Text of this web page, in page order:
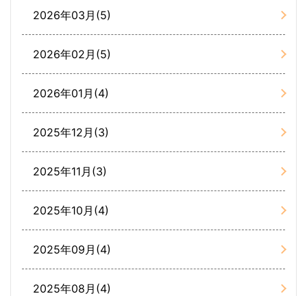
2026年03月(5)
2026年02月(5)
2026年01月(4)
2025年12月(3)
2025年11月(3)
2025年10月(4)
2025年09月(4)
2025年08月(4)